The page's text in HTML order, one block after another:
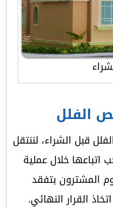
الفلل
قبل الشراء، لننتقل
اتباعها خلال عملية
المشترون بتفقد
القرار النهائي.